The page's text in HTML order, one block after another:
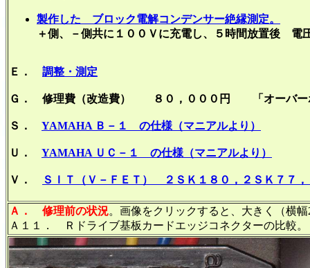
製作した ブロック電解コンデンサー絶縁測定。
＋側、－側共に１００Ｖに充電し、５時間放置後 電
Ｅ． 調整・測定
Ｇ． 修理費（改造費） ８０，０００円 「オーバー
Ｓ． YAMAHA Ｂ－１ の仕様（マニアルより）
Ｕ． YAMAHA ＵＣ－１ の仕様（マニアルより）
Ｖ． ＳＩＴ（Ｖ－ＦＥＴ） ２ＳＫ１８０，２ＳＫ７７
Ａ． 修理前の状況。画像をクリックすると、大きく（横
Ａ１１． Ｒドライブ基板カードエッジコネクターの比較